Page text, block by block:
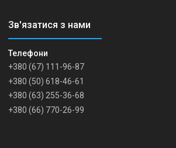
+380 (67) 111-96-87
+380 (50) 618-46-61
+380 (63) 255-36-68
+380 (66) 770-26-99